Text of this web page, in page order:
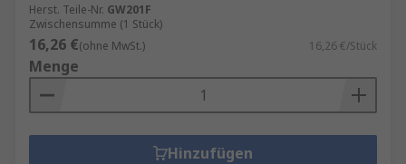
Herst. Teile-Nr. GW201F
Zwischensumme (1 Stück)
16,26 €(ohne MwSt.) 16,26 €/Stück
Menge
Hinzufügen